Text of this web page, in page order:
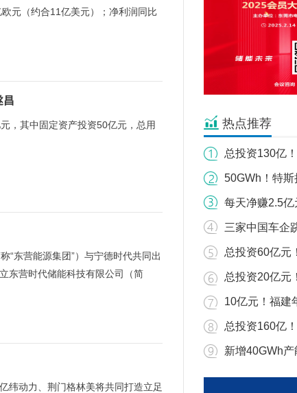
元（约合11亿美元）；净利润同比
昌
，其中固定资产投资50亿元，总用
“东营能源集团”）与宁德时代共同出
东营时代储能科技有限公司（简
纬动力、荆门格林美将共同打造立足
热点推荐
总投资130亿
50GWh！特
每天净赚2.5
三家中国车企
总投资60亿元
总投资20亿元
10亿元！福建
总投资160亿
新增40GWh